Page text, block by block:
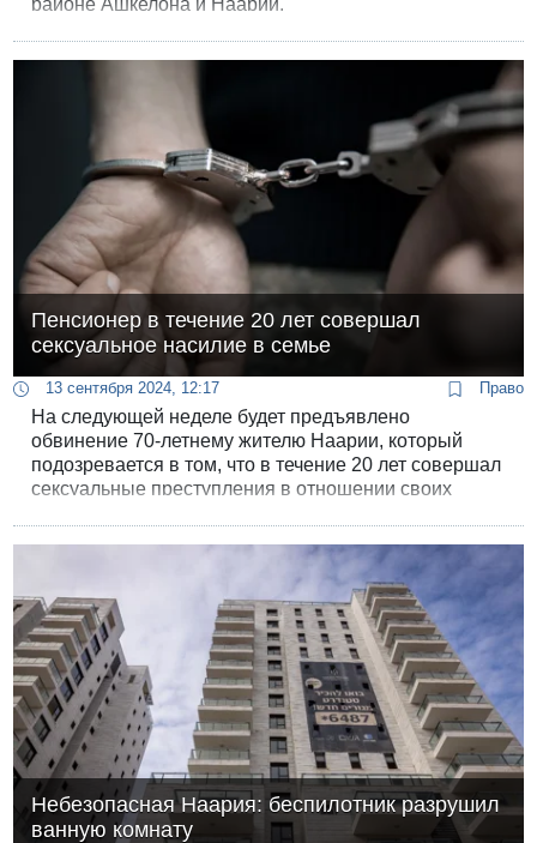
районе Ашкелона и Наарии.
Пенсионер в течение 20 лет совершал
сексуальное насилие в семье
13 сентября 2024, 12:17 Право
На следующей неделе будет предъявлено
обвинение 70-летнему жителю Наарии, который
подозревается в том, что в течение 20 лет совершал
сексуальные преступления в отношении своих
Небезопасная Наария: беспилотник разрушил
ванную комнату